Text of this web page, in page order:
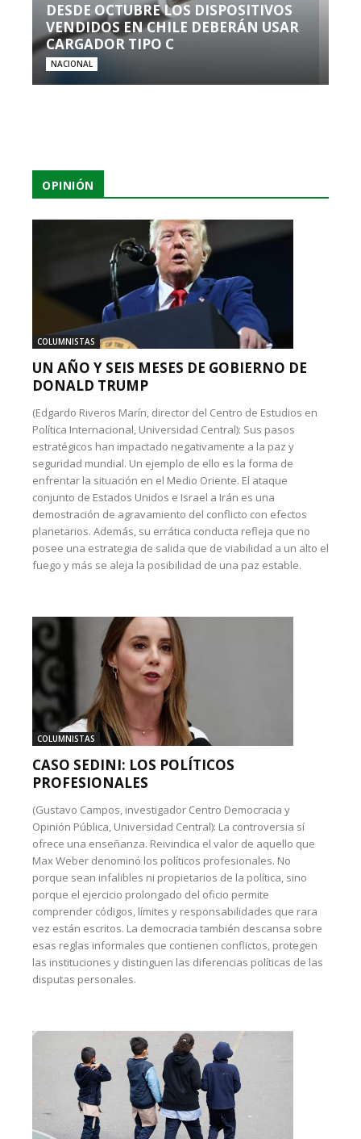
DESDE OCTUBRE LOS DISPOSITIVOS
VENDIDOS EN CHILE DEBERÁN USAR
CARGADOR TIPO C
NACIONAL
OPINIÓN
COLUMNISTAS
UN AÑO Y SEIS MESES DE GOBIERNO DE
DONALD TRUMP
(Edgardo Riveros Marín, director del Centro de Estudios en
Política Internacional, Universidad Central): Sus pasos
estratégicos han impactado negativamente a la paz y
seguridad mundial. Un ejemplo de ello es la forma de
enfrentar la situación en el Medio Oriente. El ataque
conjunto de Estados Unidos e Israel a Irán es una
demostración de agravamiento del conflicto con efectos
planetarios. Además, su errática conducta refleja que no
posee una estrategia de salida que de viabilidad a un alto el
fuego y más se aleja la posibilidad de una paz estable.
COLUMNISTAS
CASO SEDINI: LOS POLÍTICOS
PROFESIONALES
(Gustavo Campos, investigador Centro Democracia y
Opinión Pública, Universidad Central): La controversia sí
ofrece una enseñanza. Reivindica el valor de aquello que
Max Weber denominó los políticos profesionales. No
porque sean infalibles ni propietarios de la política, sino
porque el ejercicio prolongado del oficio permite
comprender códigos, límites y responsabilidades que rara
vez están escritos. La democracia también descansa sobre
esas reglas informales que contienen conflictos, protegen
las instituciones y distinguen las diferencias políticas de las
disputas personales.